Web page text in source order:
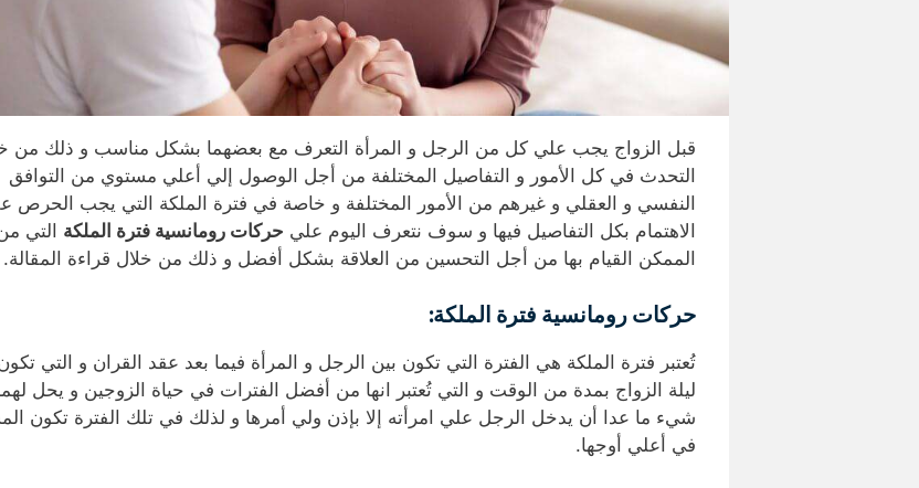
قبل الزواج يجب علي كل من الرجل و المرأة التعرف مع بعضهما بشكل مناسب و ذلك من
التحدث في كل الأمور و التفاصيل المختلفة من أجل الوصول إلي أعلي مستوي من التوافق
النفسي و العقلي و غيرهم من الأمور المختلفة و خاصة في فترة الملكة التي يجب الحرص
الاهتمام بكل التفاصيل فيها و سوف نتعرف اليوم علي حركات رومانسية فترة الملكة التي
الممكن القيام بها من أجل التحسين من العلاقة بشكل أفضل و ذلك من خلال قراءة المقالة.
حركات رومانسية فترة الملكة:
تُعتبر فترة الملكة هي الفترة التي تكون بين الرجل و المرأة فيما بعد عقد القران و التي
ليلة الزواج بمدة من الوقت و التي تُعتبر انها من أفضل الفترات في حياة الزوجين و يحل
شيء ما عدا أن يدخل الرجل علي امرأته إلا بإذن ولي أمرها و لذلك في تلك الفترة تكون
في أعلي أوجها.